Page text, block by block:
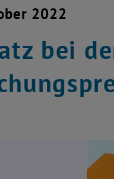
2022
bei